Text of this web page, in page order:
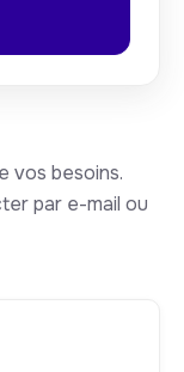
vos besoins.
par e-mail ou